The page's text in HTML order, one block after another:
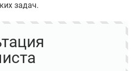
задач.